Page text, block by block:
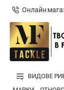
Онлайн
ВИДОВЕ